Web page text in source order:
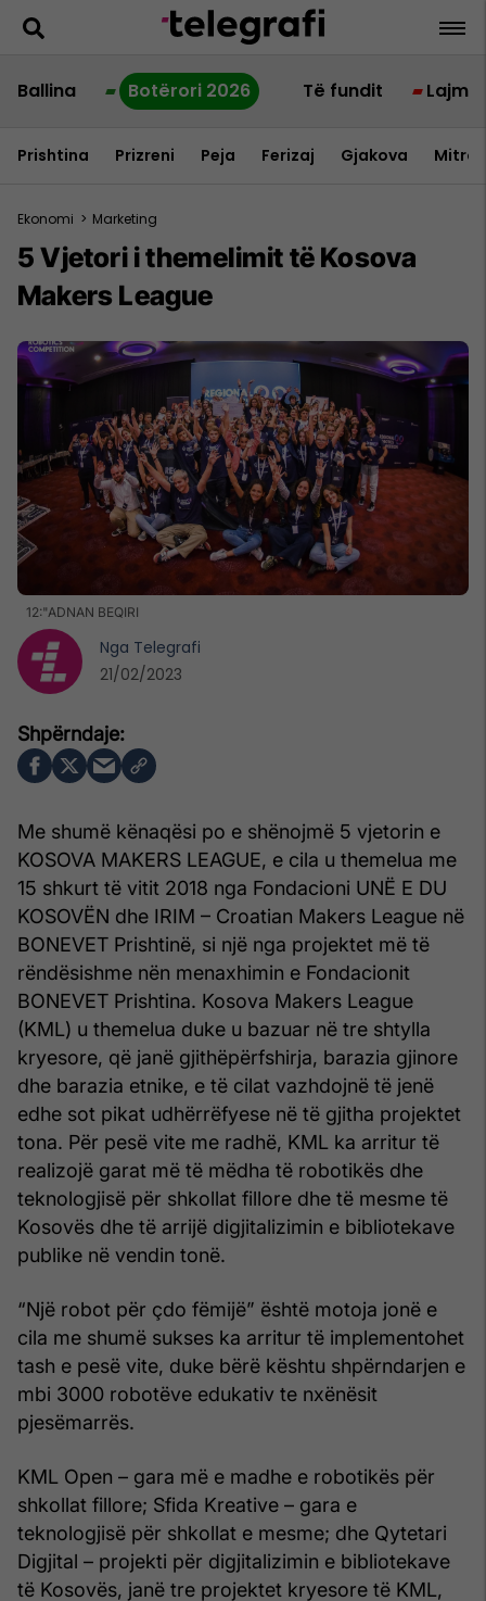
Ballina Botërori 2026 Të fundit Lajme
Prishtina Prizreni Peja Ferizaj Gjakova
Ekonomi > Marketing
5 Vjetori i themelimit të Kosova
Makers League
12:"ADNAN BEQIRI
Me shumë kënaqësi po e shënojmë 5 vjetorin e
KOSOVA MAKERS LEAGUE, e cila u themelua me
15 shkurt të vitit 2018 nga Fondacioni UNË E DU
KOSOVËN dhe IRIM – Croatian Makers League në
BONEVET Prishtinë, si një nga projektet më të
rëndësishme nën menaxhimin e Fondacionit
BONEVET Prishtina. Kosova Makers League
(KML) u themelua duke u bazuar në tre shtylla
kryesore, që janë gjithëpërfshirja, barazia gjinore
dhe barazia etnike, e të cilat vazhdojnë të jenë
edhe sot pikat udhërrëfyese në të gjitha projektet
tona. Për pesë vite me radhë, KML ka arritur të
realizojë garat më të mëdha të robotikës dhe
teknologjisë për shkollat fillore dhe të mesme të
Kosovës dhe të arrijë digjitalizimin e bibliotekave
publike në vendin tonë.
“Një robot për çdo fëmijë” është motoja jonë e
cila me shumë sukses ka arritur të implementohet
tash e pesë vite, duke bërë kështu shpërndarjen e
mbi 3000 robotëve edukativ te nxënësit
pjesëmarrës.
KML Open – gara më e madhe e robotikës për
shkollat fillore; Sfida Kreative – gara e
teknologjisë për shkollat e mesme; dhe Qytetari
Digjital – projekti për digjitalizimin e bibliotekave
të Kosovës, janë tre projektet kryesore të KML,
Nga Telegrafi
21/02/2023